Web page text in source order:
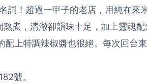
詞！超過一甲子的老店，用純在來
煮，清澈卻韻味十足，加上靈魂
配上特調辣椒醬也很絕。每次回台
號。